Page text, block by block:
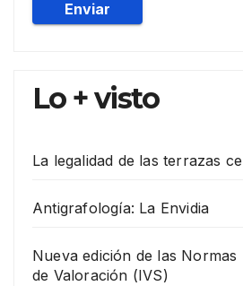
Lo + visto
La legalidad de las terrazas
Antigrafología: La Envidia
Nueva edición de las Normas
de Valoración (IVS)